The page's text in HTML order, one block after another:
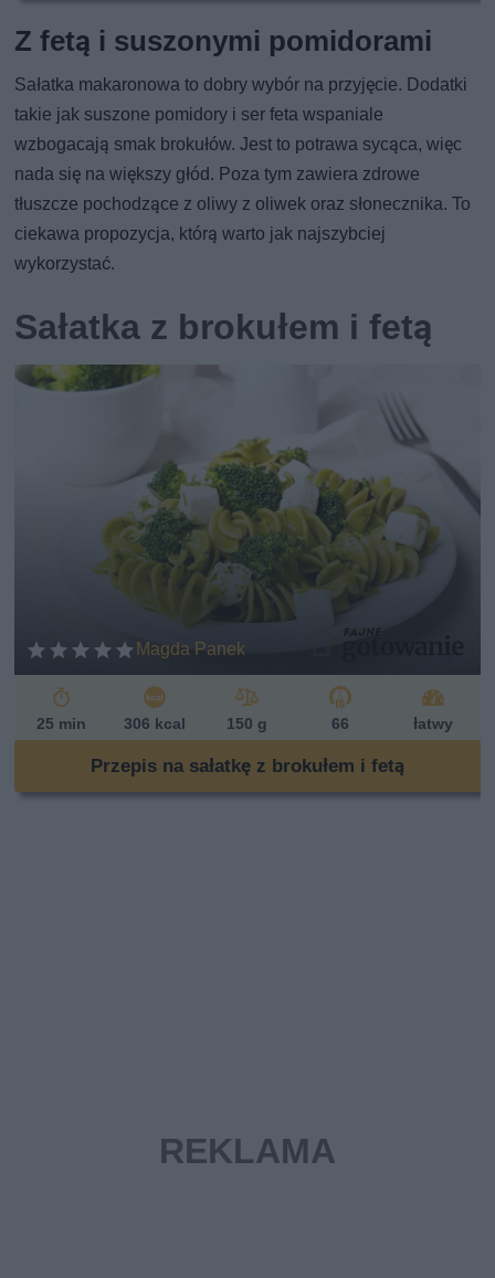
Z fetą i suszonymi pomidorami
Sałatka makaronowa to dobry wybór na przyjęcie. Dodatki
takie jak suszone pomidory i ser feta wspaniale
wzbogacają smak brokułów. Jest to potrawa sycąca, więc
nada się na większy głód. Poza tym zawiera zdrowe
tłuszcze pochodzące z oliwy z oliwek oraz słonecznika. To
ciekawa propozycja, którą warto jak najszybciej
wykorzystać.
Sałatka z brokułem i fetą
Magda Panek
25 min 306 kcal 150 g 66 łatwy
Przepis na sałatkę z brokułem i fetą